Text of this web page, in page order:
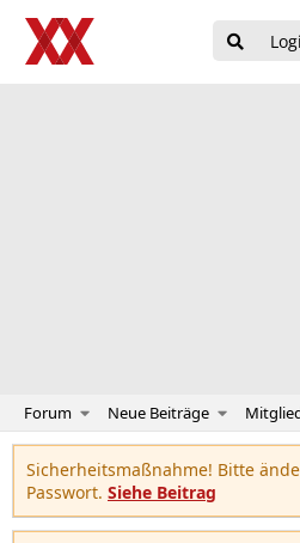
Forum Neue Beiträge
Sicherheitsmaßnahme! Bitte
Passwort. Siehe Beitrag